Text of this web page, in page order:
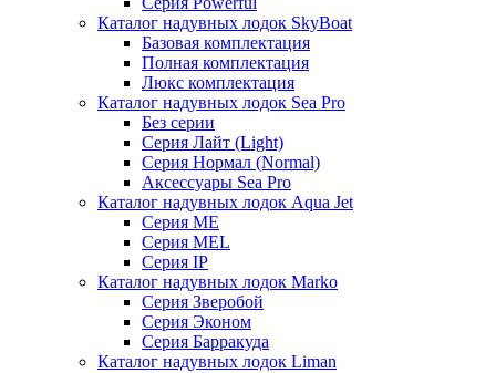
Каталог надувных лодок SkyBoat
Базовая комплектация
Полная комплектация
Люкс комплектация
Каталог надувных лодок Sea Pro
Без серии
Серия Лайт (Light)
Серия Нормал (Normal)
Аксессуары Sea Pro
Каталог надувных лодок Aqua Jet
Серия ME
Серия MEL
Серия IP
Каталог надувных лодок Marko
Серия Зверобой
Серия Эконом
Серия Барракуда
Каталог надувных лодок Liman